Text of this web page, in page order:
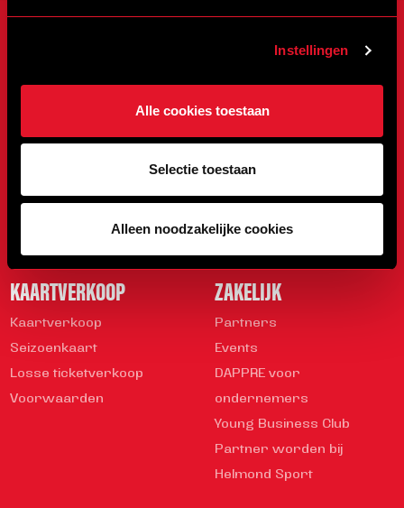
Instellingen
Alle cookies toestaan
Selectie toestaan
Alleen noodzakelijke cookies
Geschiedenis
Veiligheidsregels
Vrijwilliger worden
Rond de Toss
WEDSTRIJDEN
KAARTVERKOOP
Kaartverkoop
Seizoenkaart
Losse ticketverkoop
Voorwaarden
ZAKELIJK
Partners
Events
DAPPRE voor
ondernemers
Young Business Club
Partner worden bij
Helmond Sport